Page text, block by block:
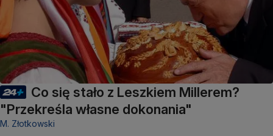
Co się stało z Leszkiem Millerem?
"Przekreśla własne dokonania"
M. Złotkowski